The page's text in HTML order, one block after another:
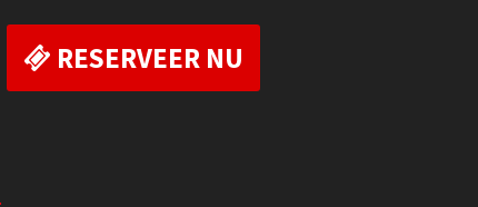
RESERVEER NU